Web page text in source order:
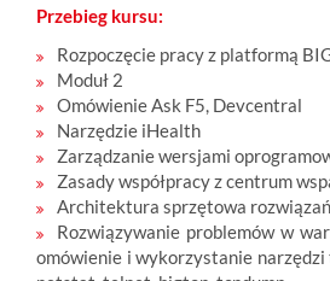
Przebieg kursu:
Rozpoczęcie pracy z platformą
Moduł 2
Omówienie Ask F5, Devcentral
Narzędzie iHealth
Zarządzanie wersjami
Zasady współpracy z centrum
Architektura sprzętowa
Rozwiązywanie problemów w
omówienie i wykorzystanie